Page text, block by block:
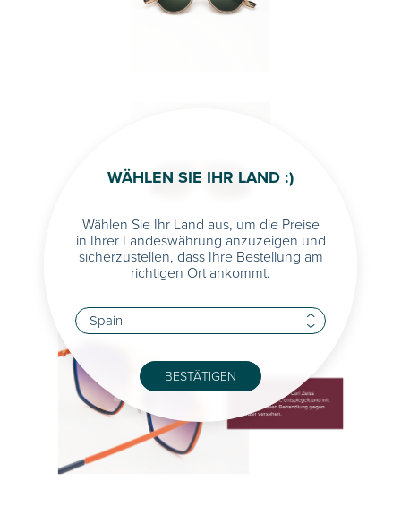
WÄHLEN SIE IHR LAND :)
Wählen Sie Ihr Land aus, um die Preise
in Ihrer Landeswährung anzuzeigen und
sicherzustellen, dass Ihre Bestellung am
richtigen Ort ankommt.
BESTÄTIGEN